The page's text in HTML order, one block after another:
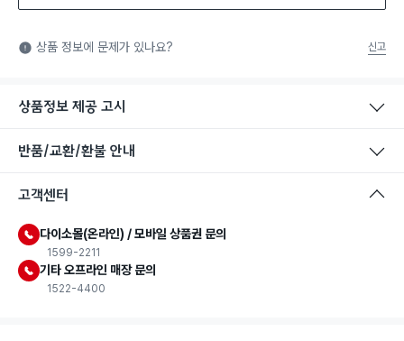
식품용 기구: 식품위생법에서 정한 규격에 따라 제조되어 식품 또
상품 정보에 문제가 있나요? 신고
상품정보 제공 고시
반품/교환/환불 안내
고객센터
다이소몰(온라인) / 모바일 상품권 문의
1599-2211
기타 오프라인 매장 문의
1522-4400